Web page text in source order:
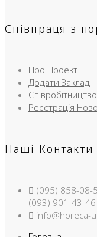
Співпраця з
Про Проект
Додати Заклад
Реєстрація
Наші Контакти
(095) 858-08-
(093) 901-43-46
info@horeca-